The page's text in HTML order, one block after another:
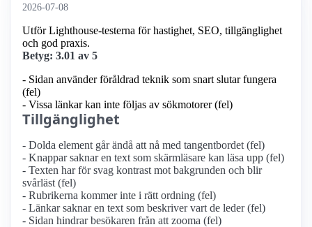
2026-07-08
Utför Lighthouse-testerna för hastighet, SEO, tillgänglighet
och god praxis.
Betyg: 3.01 av 5
- Sidan använder föråldrad teknik som snart slutar fungera
(fel)
- Vissa länkar kan inte följas av sökmotorer (fel)
Tillgänglighet
- Dolda element går ändå att nå med tangentbordet (fel)
- Knappar saknar en text som skärmläsare kan läsa upp (fel)
- Texten har för svag kontrast mot bakgrunden och blir
svårläst (fel)
- Rubrikerna kommer inte i rätt ordning (fel)
- Länkar saknar en text som beskriver vart de leder (fel)
- Sidan hindrar besökaren från att zooma (fel)